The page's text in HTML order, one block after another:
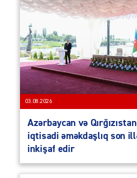
03.08.2026
Azərbaycan və
iqtisadi əməkdaşlıq son
inkişaf edir